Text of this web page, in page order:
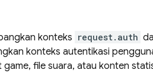
konteks request.auth
konteks autentikasi
file suara, atau konten